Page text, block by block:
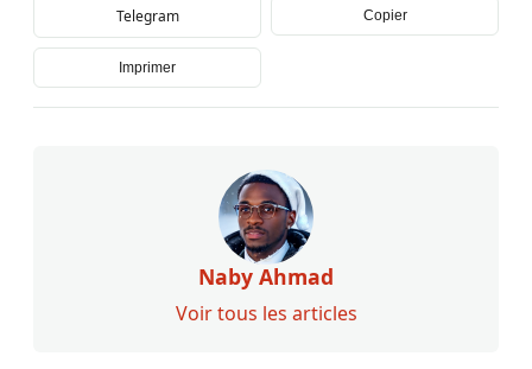
Telegram Copier
Imprimer
Naby Ahmad
Voir tous les articles